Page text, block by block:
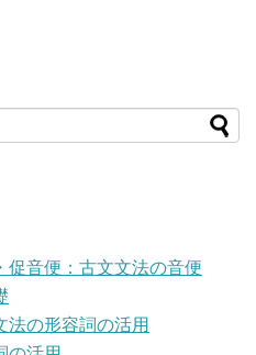
促音便：古文文法の音便
法の形容詞の活用